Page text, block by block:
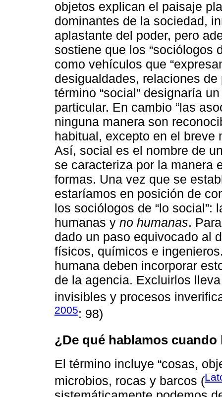
objetos explican el paisaje
dominantes de la sociedad,
aplastante del poder, pero
sostiene que los “sociólogos
como vehículos que
desigualdades, relaciones
término “social” designaría
particular. En cambio “las
ninguna manera son
habitual, excepto en el breve
Así, social es el nombre de
se caracteriza por la manera
formas. Una vez que se
estaríamos en posición de
los sociólogos de “lo social”:
humanas y no humanas.
dado un paso equivocado al
físicos, químicos e
humana deben incorporar
de la agencia. Excluirlos
invisibles y procesos
2005: 98)
¿De qué hablamos
El término incluye “cosas,
microbios, rocas y barcos (